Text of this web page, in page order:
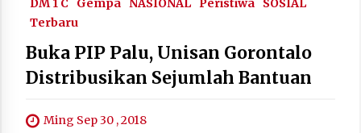
DM 1 C Gempa NASIONAL Peristiwa
SOSIAL
Terbaru
Buka PIP Palu, Unisan Gorontalo
Distribusikan Sejumlah Bantuan
Ming Sep 30 , 2018